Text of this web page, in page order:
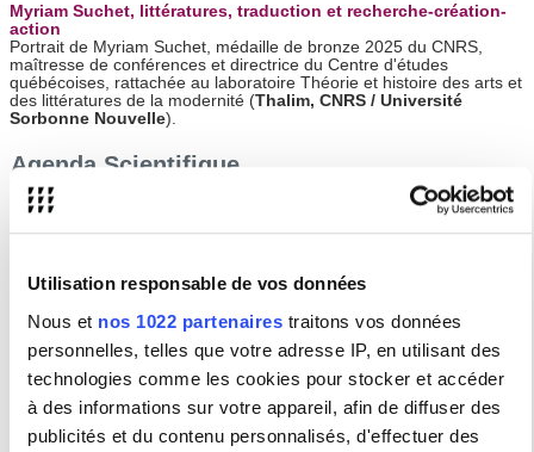
Utilisation responsable de vos données
Nous et nos 1022 partenaires traitons vos données
personnelles, telles que votre adresse IP, en utilisant des
technologies comme les cookies pour stocker et accéder
à des informations sur votre appareil, afin de diffuser des
publicités et du contenu personnalisés, d'effectuer des
Myriam Suchet, littératures, traduction et recherche-création-
action
Portrait de Myriam Suchet, médaille de bronze 2025 du CNRS,
maîtresse de conférences et directrice du Centre d'études
québécoises, rattachée au laboratoire Théorie et histoire des arts et
des littératures de la modernité (Thalim, CNRS / Université
Sorbonne Nouvelle).
Agenda Scientifique
Écritures performatives contemporaines Programme 2026
du GRAPPE – Groupe de Recherches Autour des
Pratiques Performatives et de leurs Écritures
Sortir de Terre - Exposition photographique
Appel à candidature : Prix du Master Genre de la
Sorbonne Nouvelle
Improvisation Summer School – 4ème édition «
Documentations »
3 septembre 2026 - 13 septembre 2026